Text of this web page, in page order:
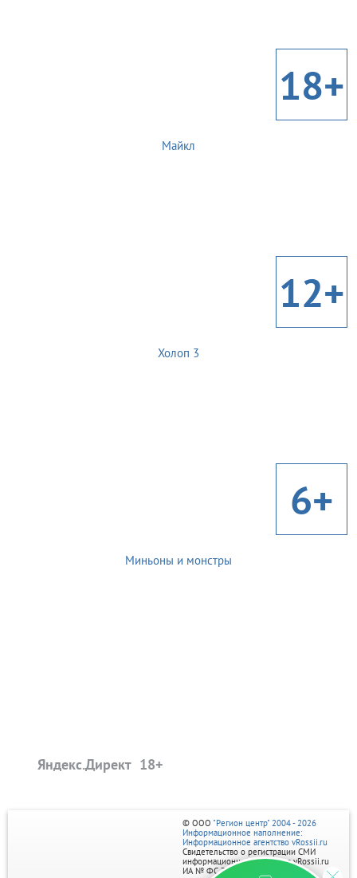
18+
Майкл
12+
Холоп 3
6+
Миньоны и монстры
Яндекс.Директ
© ООО "Регион центр" 2004 - 2026
Информационное наполнение:
Информационное агентство vRossii.ru
Свидетельство о регистрации СМИ
информационного агентства vRossii.ru
ИА № ФС 77‑35502